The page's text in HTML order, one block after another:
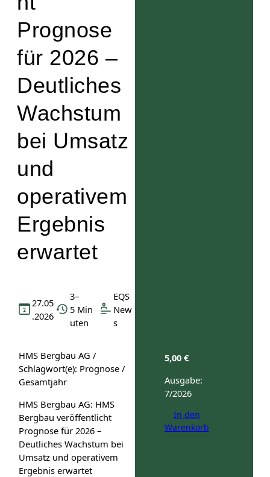
Prognose
für 2026 –
Deutliches
Wachstum
bei Umsatz
und
operativem
Ergebnis
erwartet
27.05
.2026
3–
5 Min
uten
EQS
New
s
HMS Bergbau AG /
Schlagwort(e): Prognose /
Gesamtjahr
HMS Bergbau AG: HMS
Bergbau veröffentlicht
Prognose für 2026 –
Deutliches Wachstum bei
Umsatz und operativem
Ergebnis erwartet
5,00 €
Ausgabe:
7/2026
In den
Warenkorb